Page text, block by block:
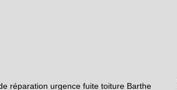
réparation urgence fuite toiture Barthe